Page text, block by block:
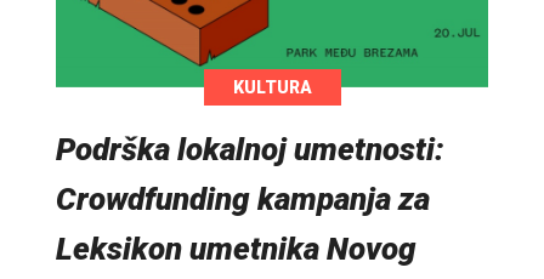
KULTURA
Podrška lokalnoj umetnosti:
Crowdfunding kampanja za
Leksikon umetnika Novog